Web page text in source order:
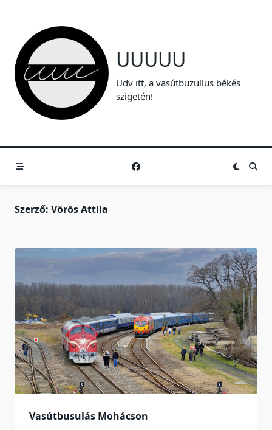
content
UUUUU
Üdv itt, a vasútbuzullus békés
szigetén!
Szerző: Vörös Attila
Vasútbusulás Mohácson